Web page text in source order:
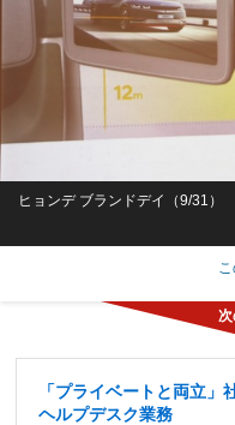
ヒョンデ ブランドデイ（9/31）
「プライベートと両立
ヘルプデスク業務